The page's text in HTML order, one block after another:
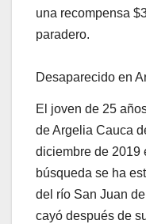
una recompensa
paradero.
Desaparecido en
El joven de 25
de Argelia Cauca
diciembre de 2019
búsqueda se ha
del río San Juan
cayó después de